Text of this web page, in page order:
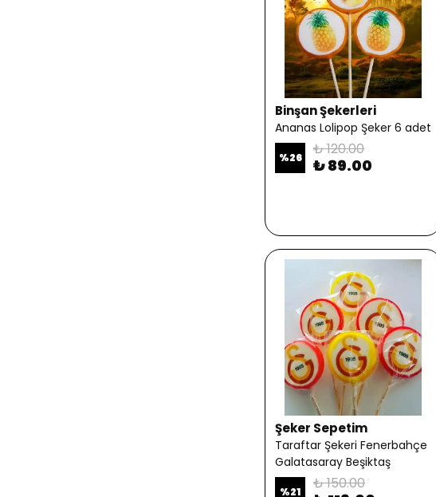
Binşan Şekerleri
Ananas Lolipop Şeker 6 adet
%26 ₺ 120.00
₺ 89.00
Şeker Sepetim
Taraftar Şekeri Fenerbahçe
Galatasaray Beşiktaş
%21 ₺ 150.00